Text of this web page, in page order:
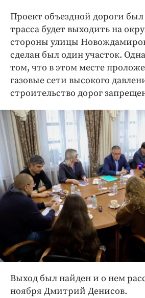
Проект объездной дороги был
трасса будет выходить на
стороны улицы
сделан был один участок.
том, что в этом месте
газовые сети высокого
строительство дорог
Выход был найден и о нем
ноября Дмитрий Денисов.